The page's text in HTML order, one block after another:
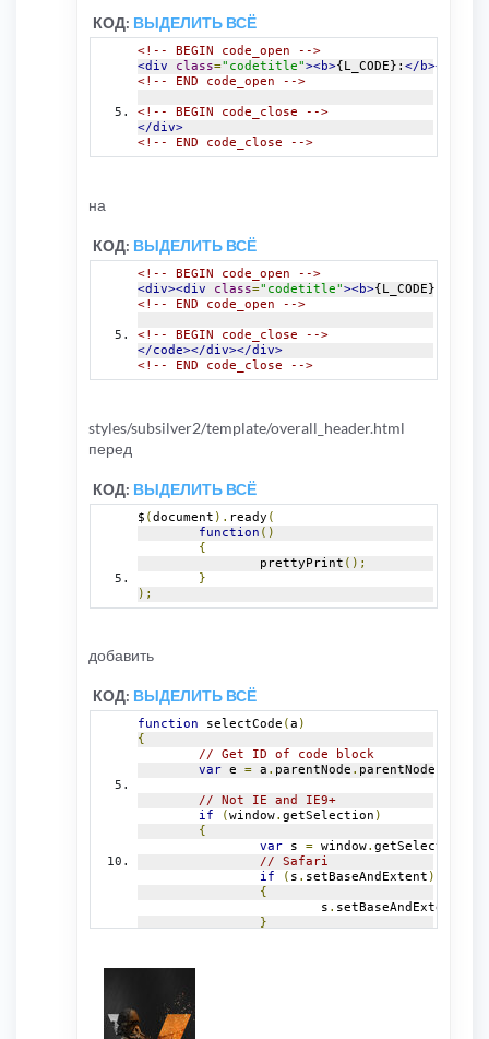
КОД: ВЫДЕЛИТЬ ВСЁ
<!-- BEGIN code_open -->
<div
class="codetitle"><b>{L_CODE}: </b></
<!-- END code_open -->
<!-- BEGIN code_close -->
</div>
<!-- END code_close -->
на
КОД: ВЫДЕЛИТЬ ВСЁ
<!-- BEGIN code_open -->
<div><div
class="codetitle"><b>{L_CODE}:
<!-- END code_open -->
<!-- BEGIN code_close -->
</code></div></div>
<!-- END code_close -->
styles/subsilver2/template/overall_header.html
перед
КОД: ВЫДЕЛИТЬ ВСЁ
$ (document ). ready (
function ()
{
		prettyPrint
();
}
);
добавить
КОД: ВЫДЕЛИТЬ ВСЁ
function selectCode ( a )
{
// Get ID of code block
var e = a . parentNode . parentNode
// Not IE and IE9+
if
( window. getSelection )
{
var s = window. getSelection
// Safari
if
( s . setBaseAndExtent )
{
			s
. setBaseAndExtent
}